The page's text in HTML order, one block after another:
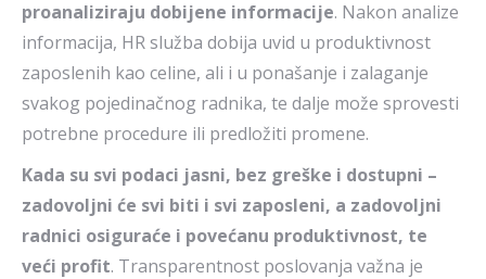
proanaliziraju dobijene informacije. Nakon analize
informacija, HR služba dobija uvid u produktivnost
zaposlenih kao celine, ali i u ponašanje i zalaganje
svakog pojedinačnog radnika, te dalje može sprovesti
potrebne procedure ili predložiti promene.
Kada su svi podaci jasni, bez greške i dostupni –
zadovoljni će svi biti i svi zaposleni, a zadovoljni
radnici osiguraće i povećanu produktivnost, te
veći profit. Transparentnost poslovanja važna je